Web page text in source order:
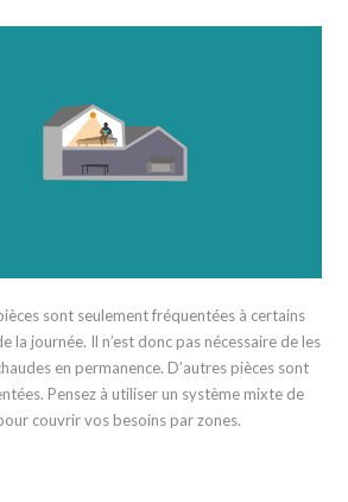
sont seulement fréquentées à certains
la journée. Il n’est donc pas nécessaire de les
en permanence. D’autres pièces sont
Pensez à utiliser un système mixte de
couvrir vos besoins par zones.